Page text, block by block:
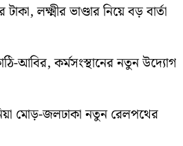
লক্ষ্মীর ভাণ্ডার নিয়ে বড় বার্তা
আবির, কর্মসংস্থানের নতুন উদ্যোগ
মোড়-জলঢাকা নতুন রেলপথের